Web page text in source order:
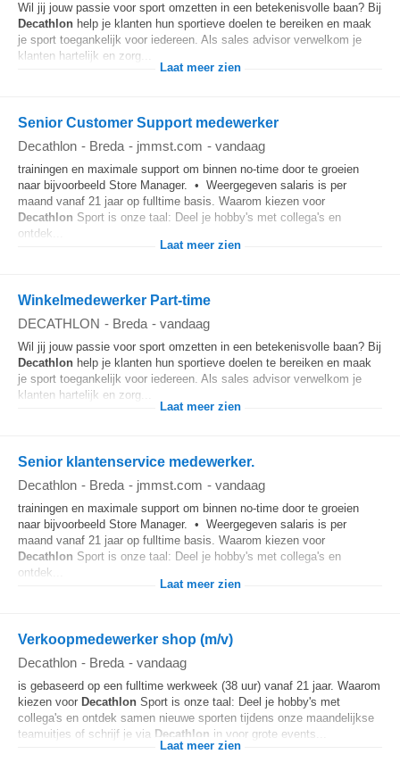
Wil jij jouw passie voor sport omzetten in een betekenisvolle baan? Bij
Decathlon help je klanten hun sportieve doelen te bereiken en maak
je sport toegankelijk voor iedereen. Als sales advisor verwelkom je
klanten hartelijk en zorg...
Laat meer zien
Senior Customer Support medewerker
Decathlon - Breda - jmmst.com - vandaag
trainingen en maximale support om binnen no-time door te groeien
naar bijvoorbeeld Store Manager. • Weergegeven salaris is per
maand vanaf 21 jaar op fulltime basis. Waarom kiezen voor
Decathlon Sport is onze taal: Deel je hobby's met collega's en
ontdek...
Laat meer zien
Winkelmedewerker Part-time
DECATHLON - Breda - vandaag
Wil jij jouw passie voor sport omzetten in een betekenisvolle baan? Bij
Decathlon help je klanten hun sportieve doelen te bereiken en maak
je sport toegankelijk voor iedereen. Als sales advisor verwelkom je
klanten hartelijk en zorg...
Laat meer zien
Senior klantenservice medewerker.
Decathlon - Breda - jmmst.com - vandaag
trainingen en maximale support om binnen no-time door te groeien
naar bijvoorbeeld Store Manager. • Weergegeven salaris is per
maand vanaf 21 jaar op fulltime basis. Waarom kiezen voor
Decathlon Sport is onze taal: Deel je hobby's met collega's en
ontdek...
Laat meer zien
Verkoopmedewerker shop (m/v)
Decathlon - Breda - vandaag
is gebaseerd op een fulltime werkweek (38 uur) vanaf 21 jaar. Waarom
kiezen voor Decathlon Sport is onze taal: Deel je hobby's met
collega's en ontdek samen nieuwe sporten tijdens onze maandelijkse
teamuitjes of schrijf je via Decathlon in voor grote events...
Laat meer zien